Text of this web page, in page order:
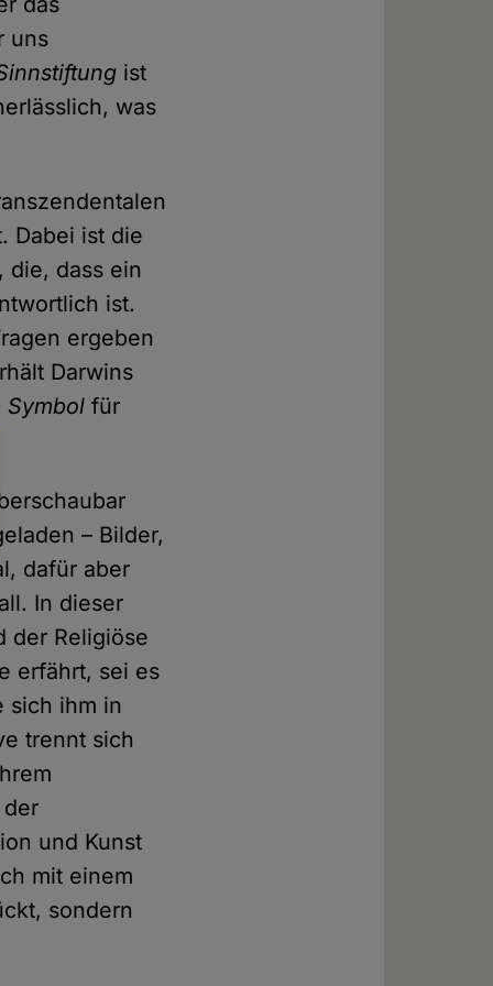
uns
ist
was
Dabei ist die
die, dass ein
ist.
ergeben
Darwins
Symbol für
– Bilder,
dafür aber
In dieser
der Religiöse
erfährt, sei es
sich ihm in
trennt sich
und Kunst
mit einem
sondern